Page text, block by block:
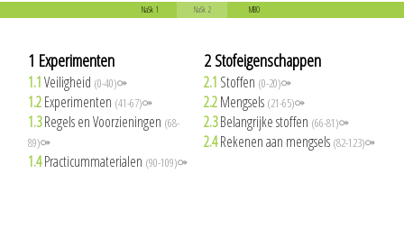
NaSk 1 NaSk 2 MBO
1 Experimenten
1.1Veiligheid (0-40)⚩
1.2Experimenten (41-67)⚩
1.3Regels en Voorzieningen (68-
89)⚩
1.4Practicummaterialen (90-109)⚩
2 Stofeigenschappen
2.1 Stoffen (0-20)⚩
2.2Mengsels (21-65)⚩
2.3Belangrijke stoffen (66-81)⚩
2.4Rekenen aan mengsels (82-123)⚩